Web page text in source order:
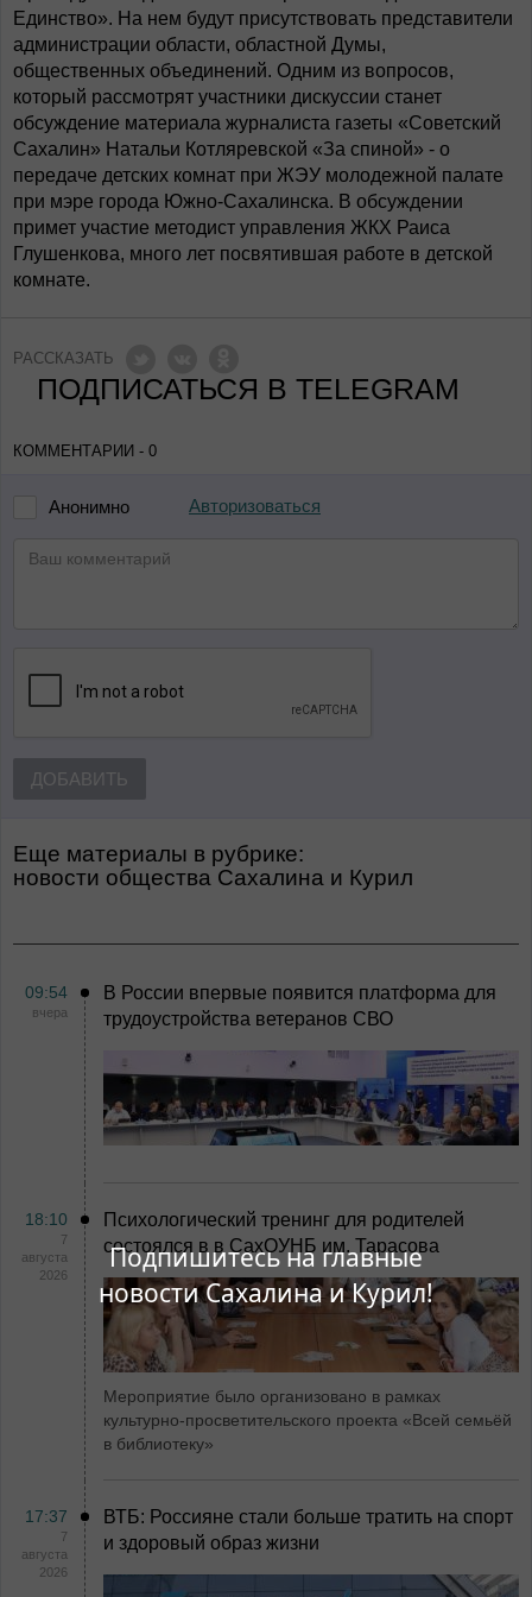
Подпишитесь на главные
новости Сахалина и Курил!
Единство». На нем будут присутствовать представители
администрации области, областной Думы,
общественных объединений. Одним из вопросов,
который рассмотрят участники дискуссии станет
обсуждение материала журналиста газеты «Советский
Сахалин» Натальи Котляревской «За спиной» - о
передаче детских комнат при ЖЭУ молодежной палате
при мэре города Южно-Сахалинска. В обсуждении
примет участие методист управления ЖКХ Раиса
Глушенкова, много лет посвятившая работе в детской
комнате.
РАССКАЗАТЬ
ПОДПИСАТЬСЯ В TELEGRAM
КОММЕНТАРИИ - 0
Анонимно Авторизоваться
ДОБАВИТЬ
Еще материалы в рубрике:
Новости общества Сахалина и Курил
09:54
вчера
В России впервые появится платформа для
трудоустройства ветеранов СВО
18:10
7
августа
2026
Психологический тренинг для родителей
состоялся в в СахОУНБ им. Тарасова
Мероприятие было организовано в рамках
культурно-просветительского проекта «Всей семьёй
в библиотеку»
17:37
7
августа
2026
ВТБ: Россияне стали больше тратить на спорт
и здоровый образ жизни